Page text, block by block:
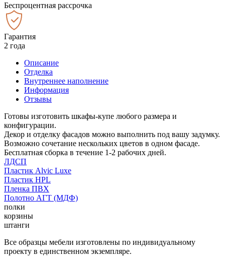
Беспроцентная рассрочка
Гарантия
2 года
Описание
Отделка
Внутреннее наполнение
Информация
Отзывы
Готовы изготовить шкафы-купе любого размера и
конфигурации.
Декор и отделку фасадов можно выполнить под вашу задумку.
Возможно сочетание нескольких цветов в одном фасаде.
Бесплатная сборка в течение 1-2 рабочих дней.
ЛДСП
Пластик Alvic Luxe
Пластик HPL
Пленка ПВХ
Полотно АГТ (МДФ)
полки
корзины
штанги
Все образцы мебели изготовлены по индивидуальному
проекту в единственном экземпляре.